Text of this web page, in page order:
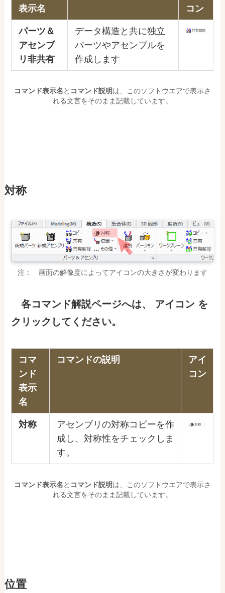
表示名
コン
パーツ＆
アセンブ
リ非共有
データ構造と共に独立
パーツやアセンブルを
作成します
コマンド表示名と コマンド説明は、このソフトウエアで表示さ
れる文言をそのまま記載しています。
対称
注： 画面の解像度によってアイコンの大きさが変わります
各コマンド解説ページへは、 アイコン を
クリックしてください。
コマ
ンド
表示
名
コマンドの説明
アイ
コン
対称
アセンブリの対称コピーを作
成し、対称性をチェックしま
す。
コマンド表示名と コマンド説明は、このソフトウエアで表示さ
れる文言をそのまま記載しています。
位置